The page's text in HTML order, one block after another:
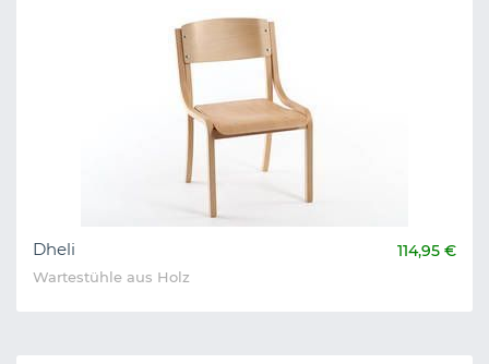
Dheli 114,95 €
Wartestühle aus Holz